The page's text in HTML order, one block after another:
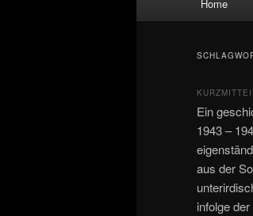
Home
Ein
1943 –
aus der
infolge